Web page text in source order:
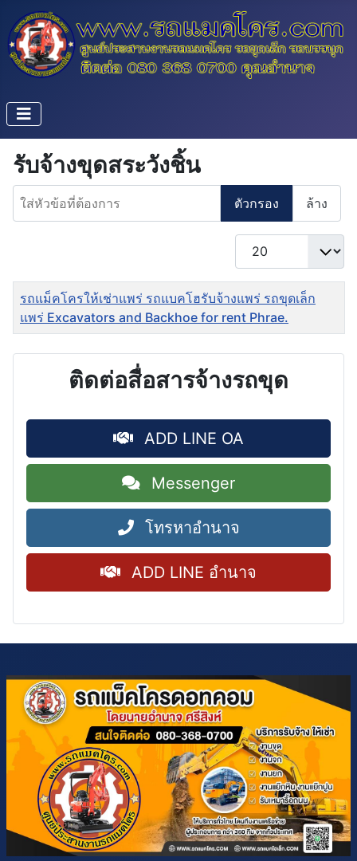
รับจ้างขุดสระวังชิ้น
ใส่หัวข้อที่ต้องการ
ตัวกรอง ล้าง
แสดง #
ชื่อ
รถแม็คโครให้เช่าแพร่ รถแบคโฮรับจ้างแพร่ รถขุดเล็ก
แพร่ Excavators and Backhoe for rent Phrae.
ติดต่อสื่อสารจ้างรถขุด
ADD LINE OA
Messenger
โทรหาอำนาจ
ADD LINE อำนาจ